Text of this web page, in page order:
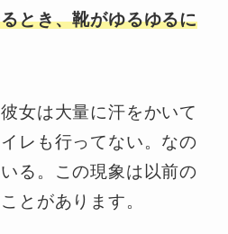
とき、靴がゆるゆるに
女は大量に汗をかいて
レも行ってない。なの
る。この現象は以前の
とがあります。